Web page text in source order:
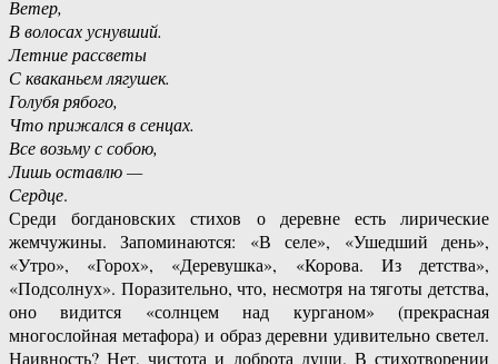
Ветер,
В волосах уснувший.
Летние рассветы
С кваканьем лягушек.
Голубя рябого,
Что прижался в сенцах.
Все возьму с собою,
Лишь оставлю —
Сердце.
Среди богдановских стихов о деревне есть лирические
жемчужины. Запоминаются: «В селе», «Ушедший день»,
«Утро», «Горох», «Деревушка», «Корова. Из детства»,
«Подсолнух». Поразительно, что, несмотря на тяготы детства,
оно видится «солнцем над курганом» (прекрасная
многослойная метафора) и образ деревни удивительно светел.
Наивность? Нет, чистота и доброта души. В стихотворении